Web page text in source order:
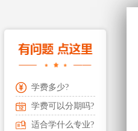
学费多少?
学费可以分期吗?
适合学什么专业?